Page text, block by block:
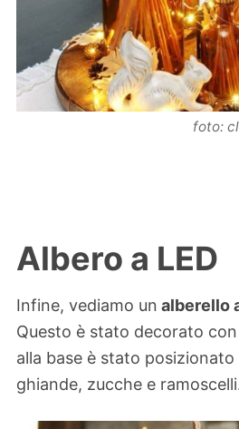
foto:
Albero a LED
Infine, vediamo un alberello
Questo è stato decorato
alla base è stato
ghiande, zucche e